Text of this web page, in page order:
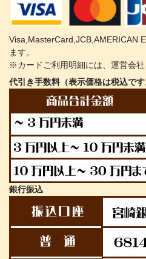
Visa,MasterCard,JCB,AMERICAN
ます。
※カードご利用明細には、運営会社
代引き手数料（表示価格は税込です
銀行振込